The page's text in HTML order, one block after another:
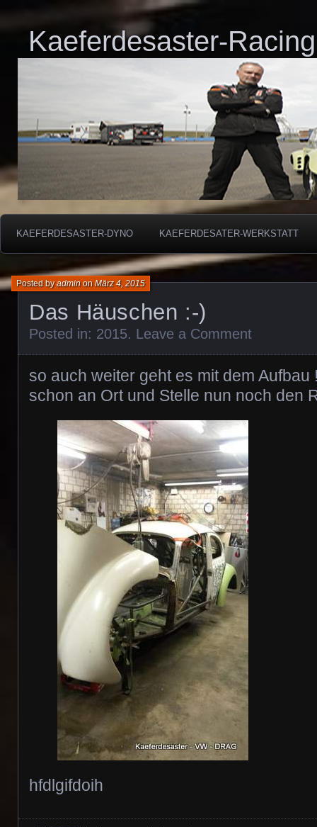
Kaeferdesaster-Racing
KAEFERDESASTER-DYNO KAEFERDESATER-WERKSTATT
Das Häuschen :-)
Posted byadminonMärz 4, 2015
Posted in: 2015. Leave a Comment
so auch weiter geht es mit dem
schon an Ort und Stelle nun noch den
hfdlgifdoih